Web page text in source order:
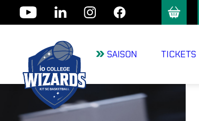
SAISON TICKETS